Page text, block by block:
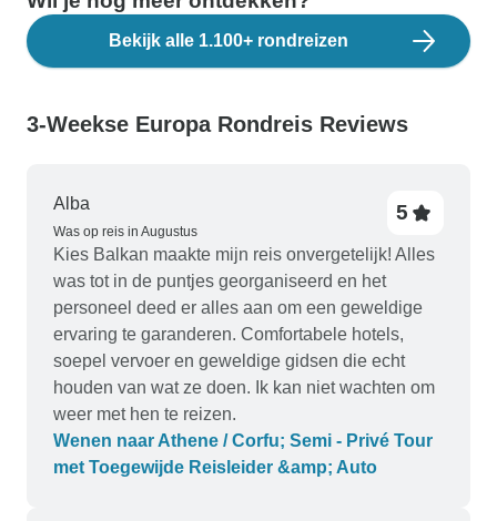
Bekijk alle 1.100+ rondreizen
3-Weekse Europa Rondreis Reviews
Alba
Was op reis in Augustus
5
Kies Balkan maakte mijn reis onvergetelijk! Alles
was tot in de puntjes georganiseerd en het
personeel deed er alles aan om een geweldige
ervaring te garanderen. Comfortabele hotels,
soepel vervoer en geweldige gidsen die echt
houden van wat ze doen. Ik kan niet wachten om
weer met hen te reizen.
Wenen naar Athene / Corfu; Semi - Privé Tour
met Toegewijde Reisleider &amp; Auto